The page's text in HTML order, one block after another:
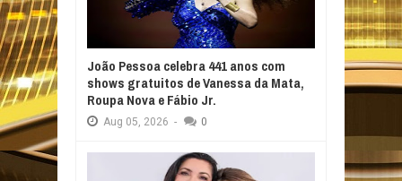
João Pessoa celebra 441 anos com
shows gratuitos de Vanessa da Mata,
Roupa Nova e Fábio Jr.
Aug 05, 2026 - 0